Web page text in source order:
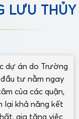
LƯU THỦY
dự án do Trường
đầu tư nằm ngay
của các quận,
lại khả năng kết
gia tăng việc